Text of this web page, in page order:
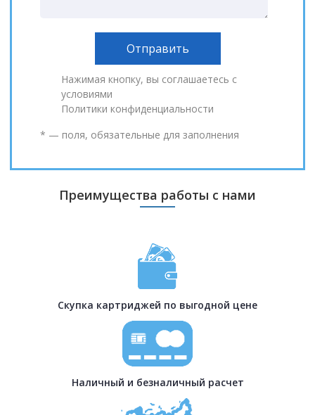
Нажимая кнопку, вы соглашаетесь с
условиями
Политики конфиденциальности
* — поля, обязательные для заполнения
Преимущества работы с нами
Скупка картриджей по выгодной цене
Наличный и безналичный расчет